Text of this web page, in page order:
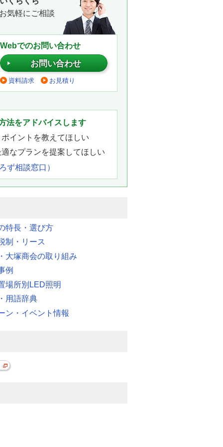
気軽にご相談
Webでのお問い合わせ
お問い合わせ
資料請求 お見積り
法をアドバイスします
イントを教えてほしい
なプランを提案してほしい
ず相談窓口）
特長・選び方
制・リース
大塚商会の取り組み
例
場所別LED照明
用語辞典
ン・イベント情報